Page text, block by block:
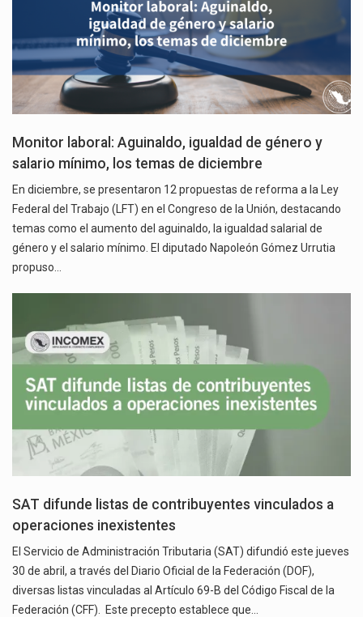
Monitor laboral: Aguinaldo, igualdad de género y
salario mínimo, los temas de diciembre
En diciembre, se presentaron 12 propuestas de reforma a la Ley
Federal del Trabajo (LFT) en el Congreso de la Unión, destacando
temas como el aumento del aguinaldo, la igualdad salarial de
género y el salario mínimo. El diputado Napoleón Gómez Urrutia
propuso…
SAT difunde listas de contribuyentes vinculados a
operaciones inexistentes
El Servicio de Administración Tributaria (SAT) difundió este jueves
30 de abril, a través del Diario Oficial de la Federación (DOF),
diversas listas vinculadas al Artículo 69-B del Código Fiscal de la
Federación (CFF). Este precepto establece que…